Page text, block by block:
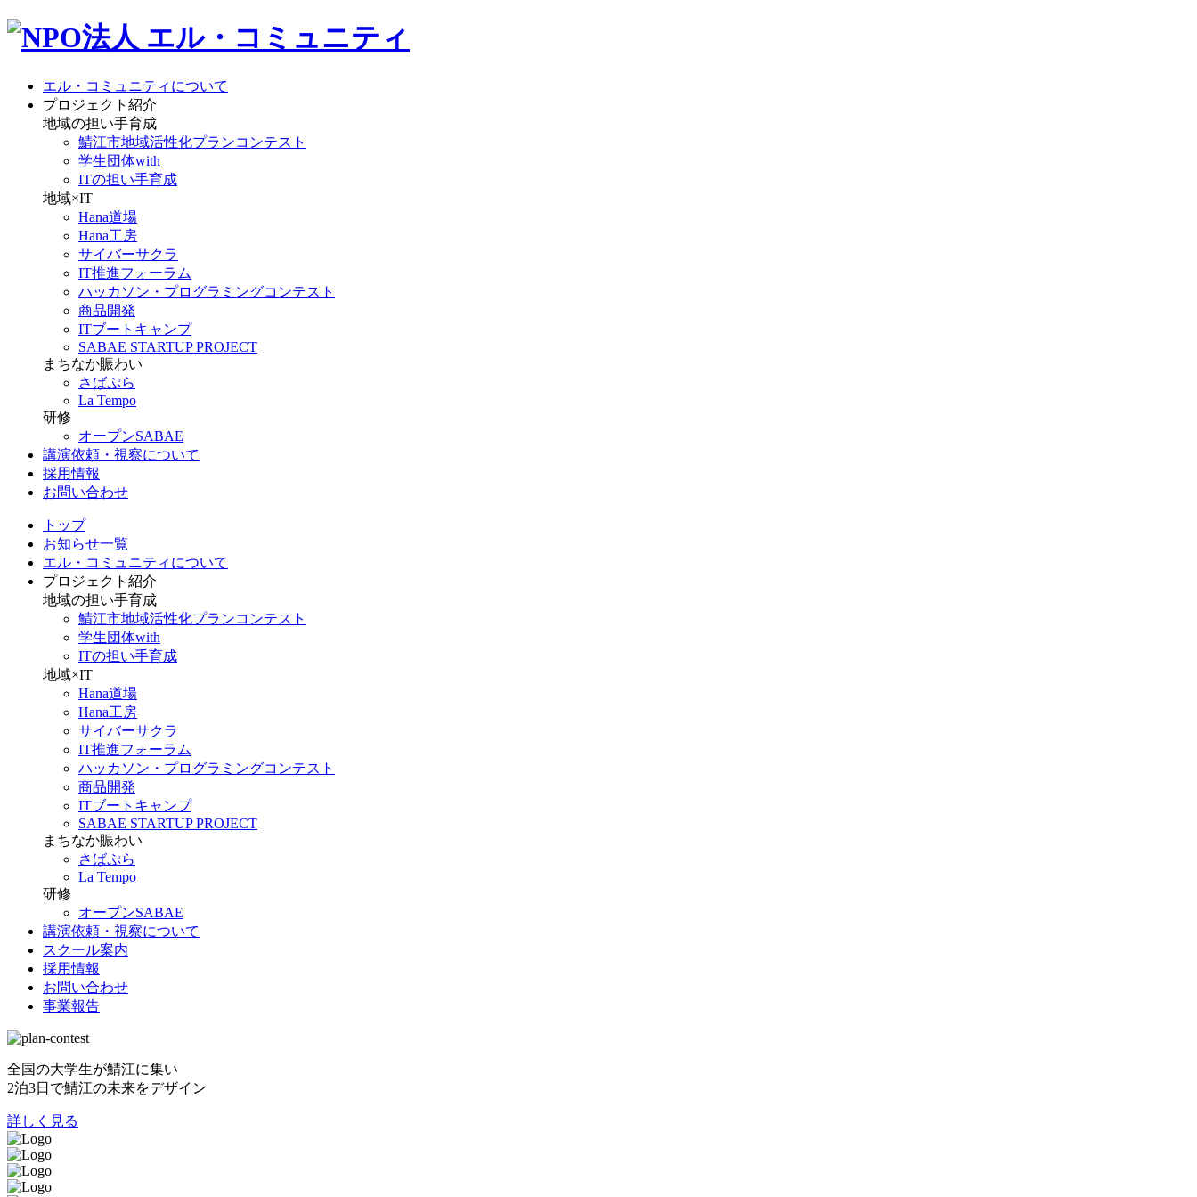
エル・コミュニティについて
プロジェクト紹介
地域の担い手育成
鯖江市地域活性化プランコンテスト
学生団体with
ITの担い手育成
地域×IT
Hana道場
Hana工房
サイバーサクラ
IT推進フォーラム
ハッカソン・プログラミングコンテスト
商品開発
ITブートキャンプ
SABAE STARTUP PROJECT
まちなか賑わい
さばぷら
La Tempo
研修
オープンSABAE
講演依頼・視察について
採用情報
お問い合わせ
トップ
お知らせ一覧
エル・コミュニティについて
プロジェクト紹介
地域の担い手育成
鯖江市地域活性化プランコンテスト
学生団体with
ITの担い手育成
地域×IT
Hana道場
Hana工房
サイバーサクラ
IT推進フォーラム
ハッカソン・プログラミングコンテスト
商品開発
ITブートキャンプ
SABAE STARTUP PROJECT
まちなか賑わい
さばぷら
La Tempo
研修
オープンSABAE
講演依頼・視察について
スクール案内
採用情報
お問い合わせ
事業報告
全国の大学生が鯖江に集い
2泊3日で鯖江の未来をデザイン
詳しく見る